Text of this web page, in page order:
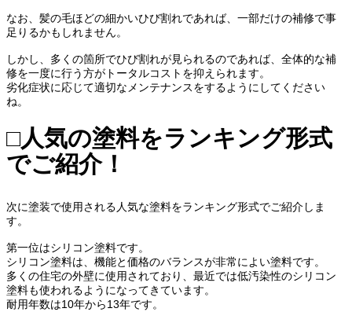
なお、髪の毛ほどの細かいひび割れであれば、一部だけの補修で事
足りるかもしれません。
しかし、多くの箇所でひび割れが見られるのであれば、全体的な補
修を一度に行う方がトータルコストを抑えられます。
劣化症状に応じて適切なメンテナンスをするようにしてください
ね。
□人気の塗料をランキング形式
でご紹介！
次に塗装で使用される人気な塗料をランキング形式でご紹介しま
す。
第一位はシリコン塗料です。
シリコン塗料は、機能と価格のバランスが非常によい塗料です。
多くの住宅の外壁に使用されており、最近では低汚染性のシリコン
塗料も使われるようになってきています。
耐用年数は10年から13年です。